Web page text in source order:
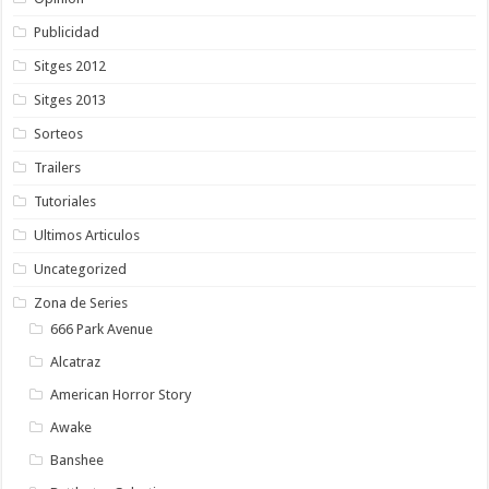
Publicidad
Sitges 2012
Sitges 2013
Sorteos
Trailers
Tutoriales
Ultimos Articulos
Uncategorized
Zona de Series
666 Park Avenue
Alcatraz
American Horror Story
Awake
Banshee